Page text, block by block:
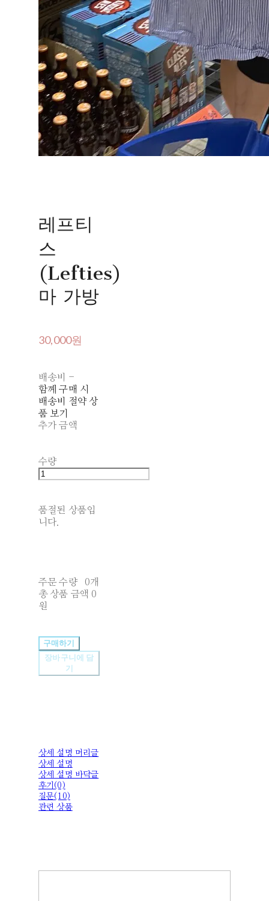
레프티
스
(Lefties)
마 가방
30,000원
배송비 -
함께 구매 시
배송비 절약 상
품 보기
추가 금액
수량
품절된 상품입
니다.
주문 수량
0개
총 상품 금액 0
원
구매하기
장바구니에 담
기
상세 설명 머리글
상세 설명
상세 설명 바닥글
후기(0)
질문(10)
관련 상품